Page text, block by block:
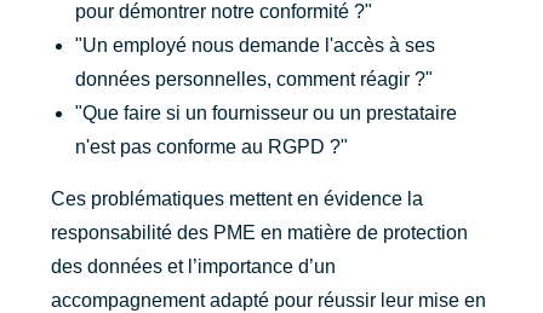
pour démontrer notre conformité ?"
"Un employé nous demande l'accès à ses
données personnelles, comment réagir ?"
"Que faire si un fournisseur ou un prestataire
n'est pas conforme au RGPD ?"
Ces problématiques mettent en évidence la
responsabilité des PME en matière de protection
des données et l’importance d’un
accompagnement adapté pour réussir leur mise en